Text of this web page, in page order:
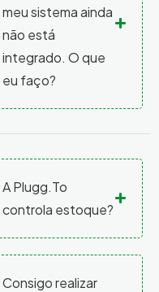
meu sistema ainda
não está
integrado. O que
eu faço?
A Plugg.To
controla estoque?
Consigo realizar